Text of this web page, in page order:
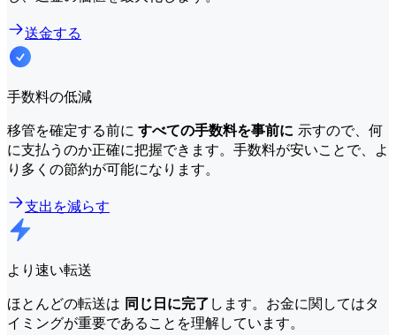
送金する
手数料の低減
移管を確定する前に すべての手数料を事前に 示すので、何
に支払うのか正確に把握できます。手数料が安いことで、よ
り多くの節約が可能になります。
支出を減らす
より速い転送
ほとんどの転送は 同じ日に完了 します。お金に関してはタ
イミングが重要であることを理解しています。